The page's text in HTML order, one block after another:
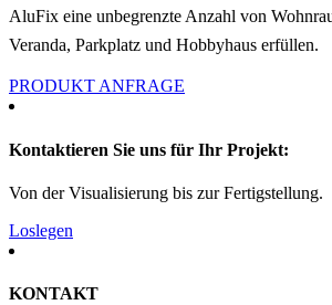
AluFix eine unbegrenzte Anzahl von
Veranda, Parkplatz und Hobbyhaus erfüllen.
PRODUKT ANFRAGE
Kontaktieren Sie uns für Ihr Projekt:
Von der Visualisierung bis zur Fertigstellung.
Loslegen
KONTAKT